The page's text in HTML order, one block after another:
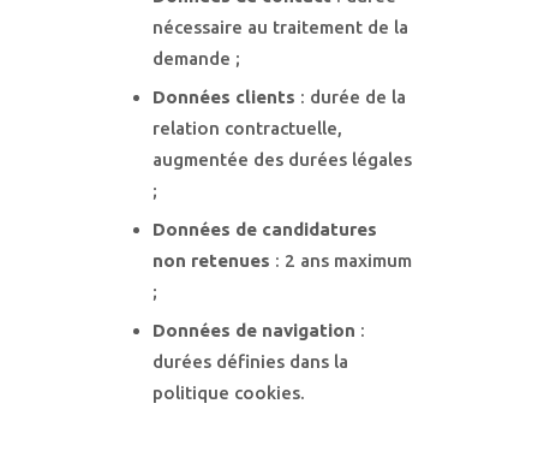
nécessaire au traitement de la
demande ;
Données clients : durée de la
relation contractuelle,
augmentée des durées légales
;
Données de candidatures
non retenues : 2 ans maximum
;
Données de navigation :
durées définies dans la
politique cookies.